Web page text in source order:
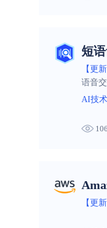
短
【更
语音
AI技术
106
【更